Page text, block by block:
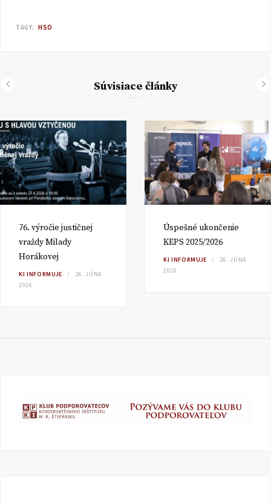
TAGY: HSO
Súvisiace články
76. výročie justičnej
vraždy Milady
Horákovej
KI INFORMUJE
26. JÚNA
2026
Úspešné ukončenie
KEPS 2025/2026
KI INFORMUJE
26. JÚNA
2026